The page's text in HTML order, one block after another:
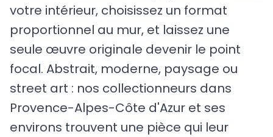
votre intérieur, choisissez un format
proportionnel au mur, et laissez une
seule œuvre originale devenir le point
focal. Abstrait, moderne, paysage ou
street art : nos collectionneurs dans
Provence-Alpes-Côte d'Azur et ses
environs trouvent une pièce qui leur